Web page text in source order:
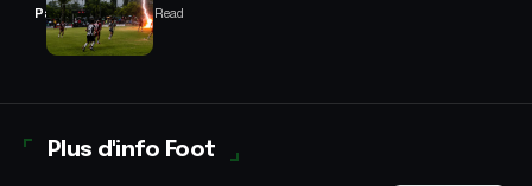
Panafrofoot2 Min Read
Plus d'info Foot